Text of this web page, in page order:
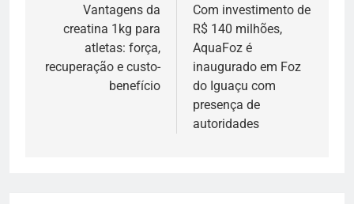
Vantagens da
creatina 1kg para
atletas: força,
recuperação e custo-
benefício
Com investimento de
R$ 140 milhões,
AquaFoz é
inaugurado em Foz
do Iguaçu com
presença de
autoridades